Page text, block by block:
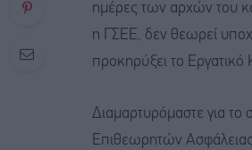
ημέρες των αρχών του
η ΓΣΕΕ, δεν θεωρεί
προκηρύξει το
Διαμαρτυρόμαστε για
Επιθεωρητών Ασφάλειας